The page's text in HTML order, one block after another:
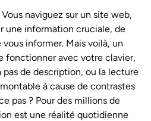
naviguez sur un site web,
une information cruciale, de
informer. Mais voilà, un
fonctionner avec votre clavier,
de description, ou la lecture
à cause de contrastes
pas ? Pour des millions de
est une réalité quotidienne